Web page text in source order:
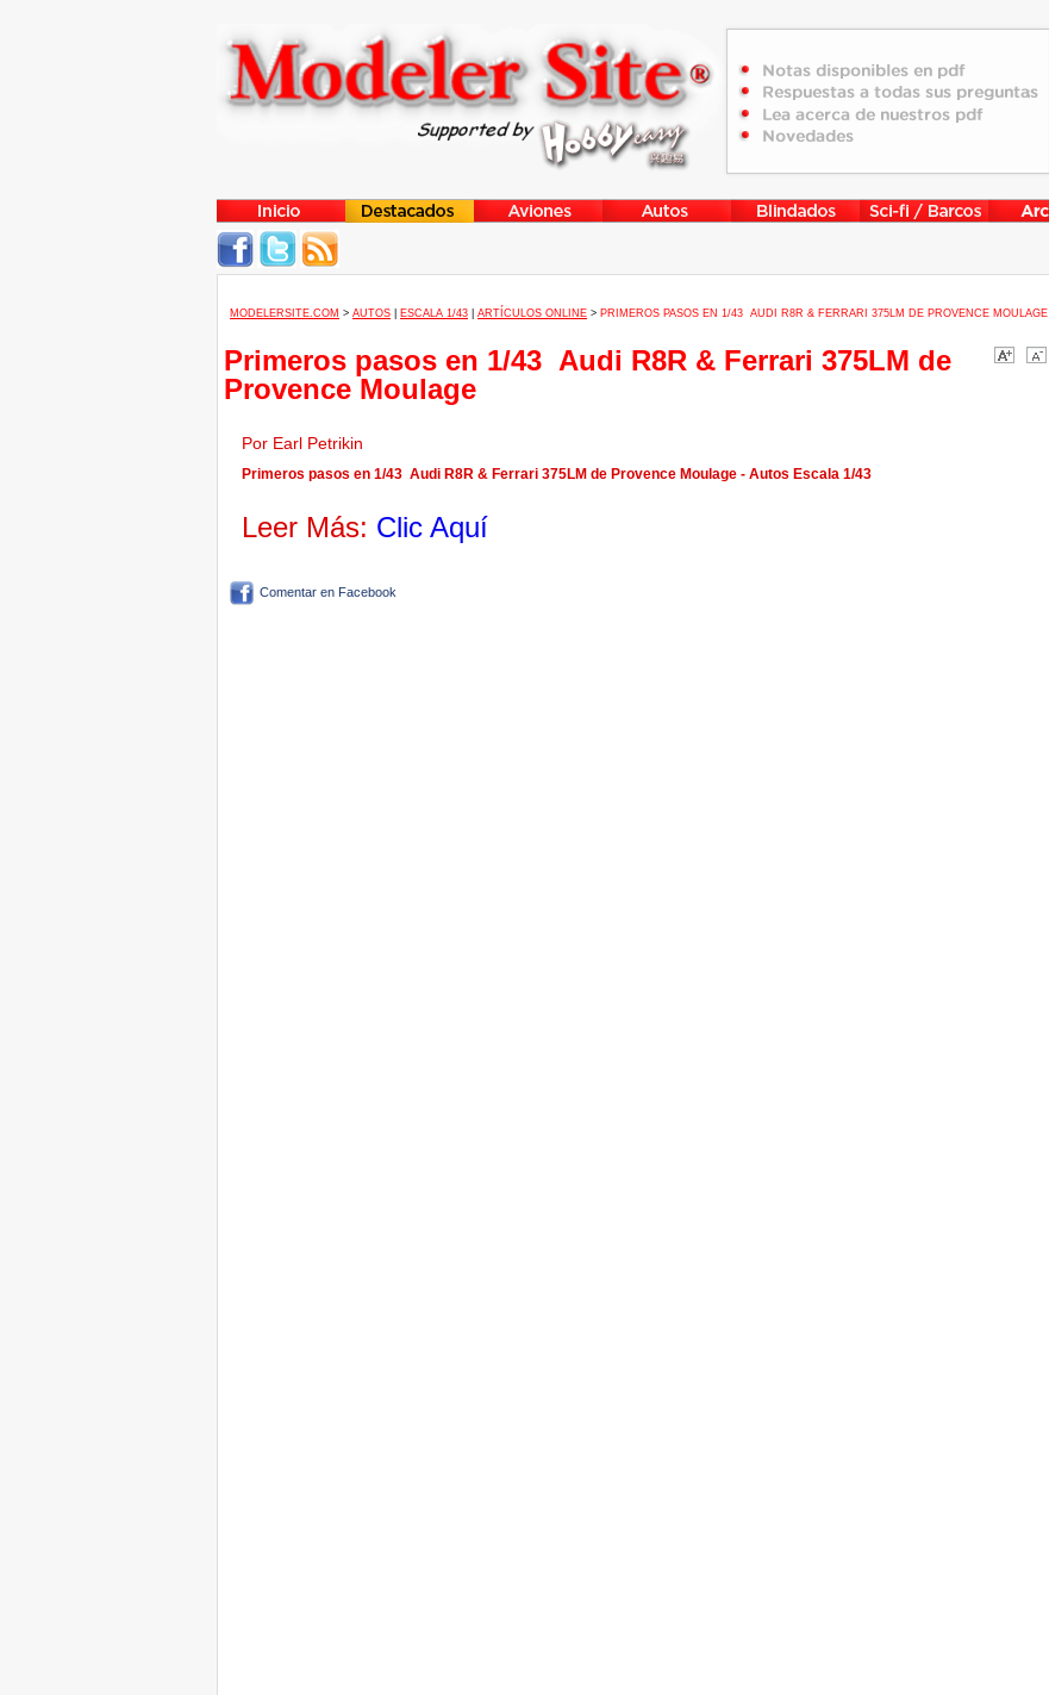
MODELERSITE.COM > AUTOS ESCALA 1/43 ARTÍCULOS ONLINE > PRIMEROS PASOS EN 1/43 AUDI R8R & FERRARI 375LM DE PROVENCE MOULAGE
Primeros pasos en 1/43 Audi R8R & Ferrari 375LM de
Provence Moulage
Por Earl Petrikin
Primeros pasos en 1/43 Audi R8R & Ferrari 375LM de Provence Moulage - Autos Escala 1/43
Leer Más: Clic Aquí
Comentar en Facebook